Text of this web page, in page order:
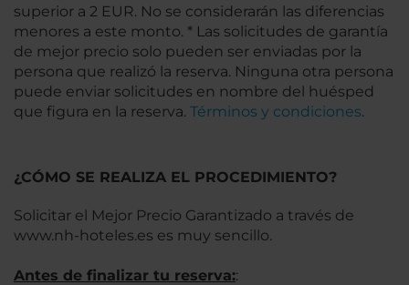
superior a 2 EUR. No se considerarán las diferencias
menores a este monto. * Las solicitudes de garantía
de mejor precio solo pueden ser enviadas por la
persona que realizó la reserva. Ninguna otra persona
puede enviar solicitudes en nombre del huésped
que figura en la reserva. Términos y condiciones.
¿CÓMO SE REALIZA EL PROCEDIMIENTO?
Solicitar el Mejor Precio Garantizado a través de
www.nh-hoteles.es es muy sencillo.
Antes de finalizar tu reserva::